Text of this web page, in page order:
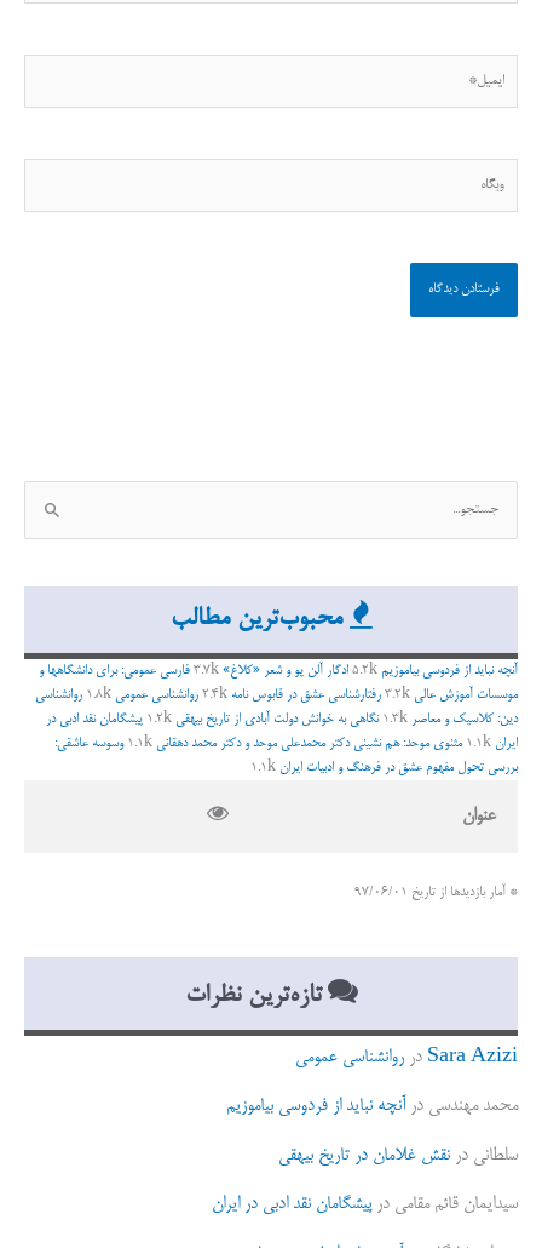
ب
ر
ا
محبوب‌ترین مطالب
آنچه نباید از فردوسی بیاموزیم ادگار آلن پو و شعر «کلاغ»
فارسی عمومی: برای دانشگاهها و
موسسات آموزش عالی
رفتارشناسی عشق در قابوس نامه روانشناسی عمومی
روانشناسی
دین: کلاسیک و معاصر
نگاهی به خوانش دولت آبادی از تاریخ بیهقی
پیشگامان نقد ادبی در
ایران
مثنوی موحد: هم نشینی دکتر محمدعلی موحد و دکتر محمد دهقانی
وسوسه عاشقی:
بررسی تحول مفهوم عشق در فرهنگ و ادبیات ایران
عنوان
* آمار بازدیدها از تاریخ 97/06/01
تازه‌ترین نظرات
Sara Azizi در روانشناسی عمومی
محمد مهندسی در آنچه نباید از فردوسی بیاموزیم
سلطانی در نقش غلامان در تاریخ بیهقی
سیدایمان قائم مقامی درپیشگامان نقد ادبی در ایران